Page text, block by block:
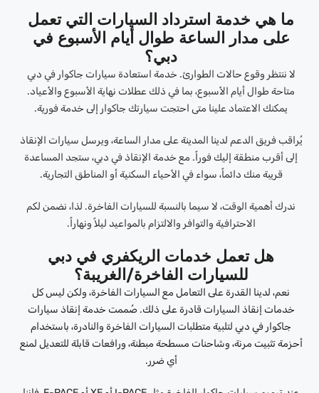
ما هي خدمة استرداد السيارات التي تعمل
على مدار الساعة طوال أيام الأسبوع في
دبي؟
لا ننتظر وقوع حالات الطوارئ. خدمة استعادة سيارات جاكوار في دبي
متاحة طوال أيام الأسبوع، بما في ذلك عطلات نهاية الأسبوع والأعياد.
يمكنك الاعتماد علينا متى احتجت سيارتك جاكوار إلى خدمة فورية.
يُراقب فريق الدعم لدينا المدينة على مدار الساعة، ويرسل سيارات الإنقاذ
إلى أقرب منطقة إليك فوراً. مع خدمة الإنقاذ في دبي، ستجد المساعدة
قريبة منك دائماً، سواء في الأحياء السكنية أو المناطق التجارية.
ندرك أهمية الوقت، لا سيما بالنسبة للسيارات الفاخرة. لذا، نضمن لكم
الاحترافية والتوافر والالتزام بالمواعيد ليلاً ونهاراً.
هل تعمل خدمات الريكفري في دبي
للسيارات الفاخرة/الغريبة؟
نعم، لدينا القدرة على التعامل مع السيارات الفاخرة، ولكن ليس كل
خدمات إنقاذ السيارات قادرة على ذلك. صُممت خدمة إنقاذ سيارات
جاكوار في دبي لتلبية متطلبات السيارات الفاخرة والنادرة، باستخدام
أحزمة تثبيت مرنة، وشاحنات مسطحة مبطنة، ورافعات قابلة للتعديل لمنع
أي ضرر.